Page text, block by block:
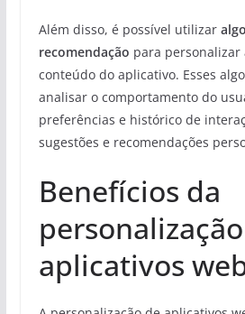
Além disso, é possível utilizar
recomendação para personalizar
conteúdo do aplicativo. Esses
analisar o comportamento do
preferências e histórico de
sugestões e recomendações
Benefícios da
aplicativos